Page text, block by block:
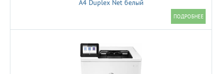
A4 Duplex Net белый